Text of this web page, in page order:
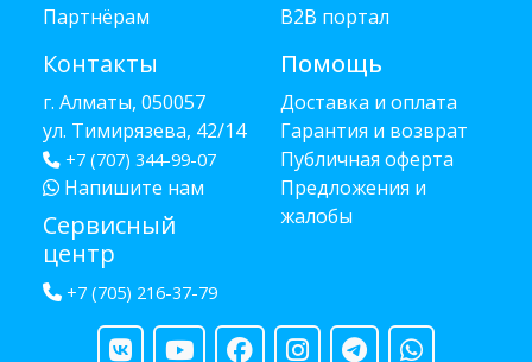
Партнёрам
Контакты
г. Алматы, 050057
ул. Тимирязева, 42/14
+7 (707) 344-99-07
Напишите нам
Сервисный
центр
+7 (705) 216-37-79
B2B портал
Помощь
Доставка и оплата
Гарантия и возврат
Публичная оферта
Предложения и
жалобы